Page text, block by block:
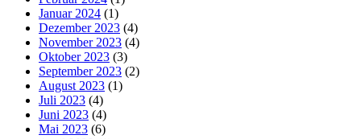
Januar 2024 (1)
Dezember 2023 (4)
November 2023 (4)
Oktober 2023 (3)
September 2023 (2)
August 2023 (1)
Juli 2023 (4)
Juni 2023 (4)
Mai 2023 (6)